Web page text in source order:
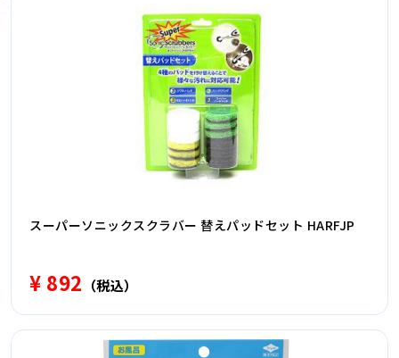
スーパーソニックスクラバー 替えパッドセット HARFJP
¥ 892 （税込）